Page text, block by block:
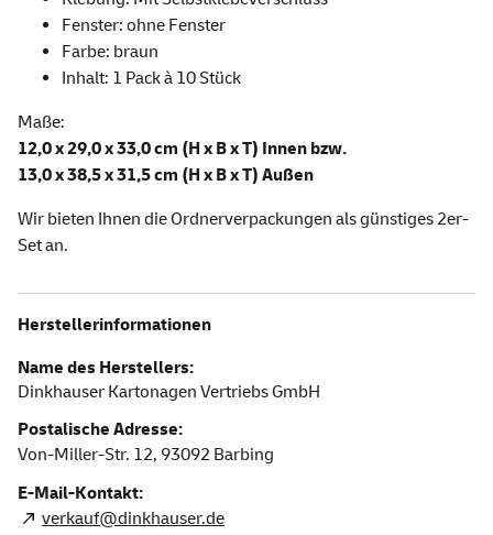
Fenster: ohne Fenster
Farbe: braun
Inhalt: 1 Pack à 10 Stück
Maße:
12,0 x 29,0 x 33,0 cm (H x B x T) Innen bzw.
13,0 x 38,5 x 31,5 cm (H x B x T) Außen
Wir bieten Ihnen die Ordnerverpackungen als günstiges 2er-
Set an.
Herstellerinformationen
Name des Herstellers:
Dinkhauser Kartonagen Vertriebs GmbH
Postalische Adresse:
Von-Miller-Str. 12, 93092 Barbing
E-Mail-Kontakt:
verkauf@dinkhauser.de